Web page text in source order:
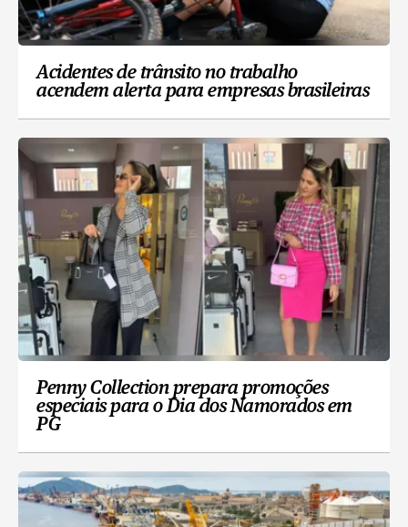
Acidentes de trânsito no trabalho
acendem alerta para empresas brasileiras
Penny Collection prepara promoções
especiais para o Dia dos Namorados em
PG